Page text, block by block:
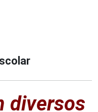
diversos